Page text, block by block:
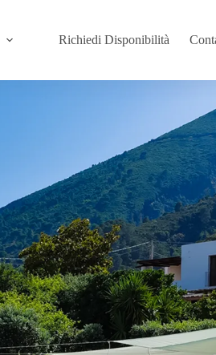
Richiedi Disponibilità